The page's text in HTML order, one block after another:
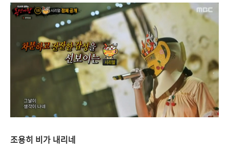
조용히 비가 내리네